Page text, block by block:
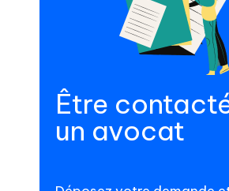
Être
un avocat